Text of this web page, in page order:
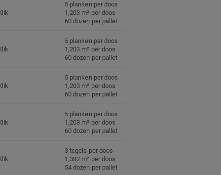
5 planken per doos
1,203 m² per doos
60 dozen per pallet
5 planken per doos
1,203 m² per doos
60 dozen per pallet
5 planken per doos
1,203 m² per doos
60 dozen per pallet
5 planken per doos
1,203 m² per doos
60 dozen per pallet
3 tegels per doos
1,382 m² per doos
54 dozen per pallet